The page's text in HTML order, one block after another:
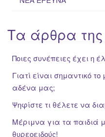
Τα άρθρα
Ποιες συνέπειες έχει η
Γιατί είναι σημαντικό
αδένα μας;
Ψηφίστε τι θέλετε να
Μέριμνα για τα παιδιά
θυρεοειδούς!